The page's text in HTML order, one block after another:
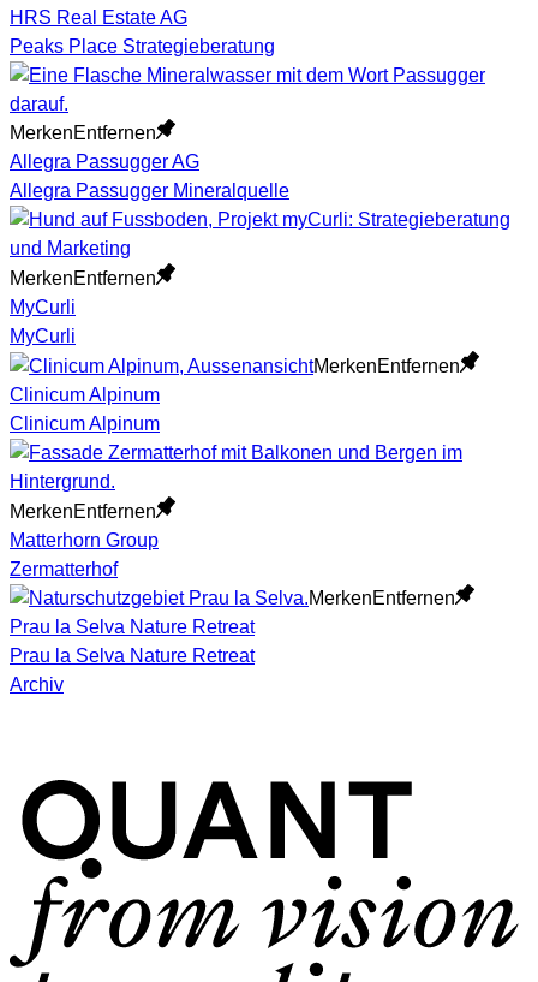
HRS Real Estate AG
Peaks Place Strategieberatung
MerkenEntfernen
Allegra Passugger AG
Allegra Passugger Mineralquelle
MerkenEntfernen
MyCurli
MyCurli
MerkenEntfernen
Clinicum Alpinum
Clinicum Alpinum
MerkenEntfernen
Matterhorn Group
Zermatterhof
MerkenEntfernen
Prau la Selva Nature Retreat
Prau la Selva Nature Retreat
Archiv